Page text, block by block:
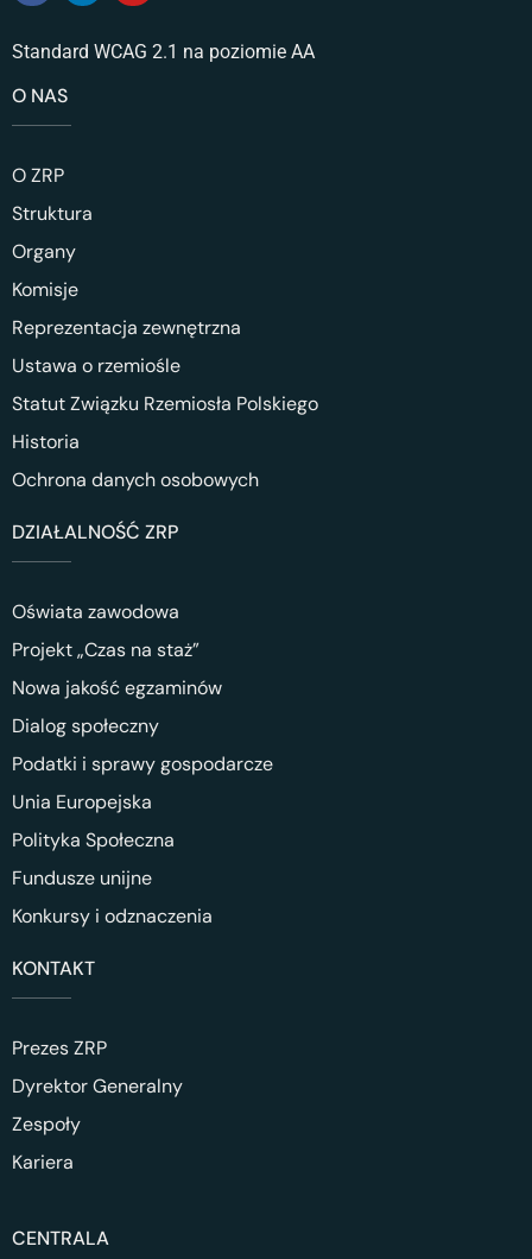
Standard WCAG 2.1 na poziomie AA
O NAS
O ZRP
Struktura
Organy
Komisje
Reprezentacja zewnętrzna
Ustawa o rzemiośle
Statut Związku Rzemiosła Polskiego
Historia
Ochrona danych osobowych
DZIAŁALNOŚĆ ZRP
Oświata zawodowa
Projekt „Czas na staż”
Nowa jakość egzaminów
Dialog społeczny
Podatki i sprawy gospodarcze
Unia Europejska
Polityka Społeczna
Fundusze unijne
Konkursy i odznaczenia
KONTAKT
Prezes ZRP
Dyrektor Generalny
Zespoły
Kariera
CENTRALA